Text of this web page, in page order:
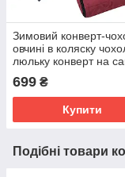
Зимовий конверт-
овчині в коляску
люльку конверт на
699 ₴
Купити
Подібні товари